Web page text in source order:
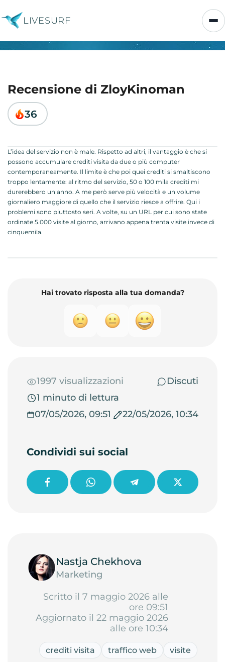
LIVESURF
Recensione di ZloyKinoman
36
L’idea del servizio non è male. Rispetto ad altri, il vantaggio è che si
possono accumulare crediti visita da due o più computer
contemporaneamente. Il limite è che poi quei crediti si smaltiscono
troppo lentamente: al ritmo del servizio, 50 o 100 mila crediti mi
durerebbero un anno. A me però serve più velocità e un volume
giornaliero maggiore di quello che il servizio riesce a offrire. Qui i
problemi sono piuttosto seri. A volte, su un URL per cui sono state
ordinate 5.000 visite al giorno, arrivano appena trenta visite invece di
cinquemila.
Hai trovato risposta alla tua domanda?
1997 visualizzazioni
Discuti
1 minuto di lettura
07/05/2026, 09:51
22/05/2026, 10:34
Condividi sui social
Nastja Chekhova
Marketing
Scritto il 7 maggio 2026 alle
ore 09:51
Aggiornato il 22 maggio 2026
alle ore 10:34
crediti visita traffico web visite